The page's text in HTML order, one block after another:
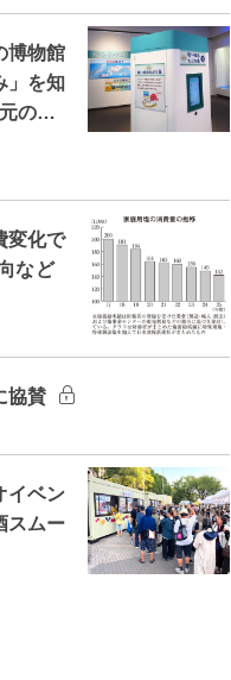
博物館
を知
の…
変化で
など
協賛
イベン
スムー